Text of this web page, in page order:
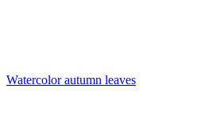
Watercolor autumn leaves